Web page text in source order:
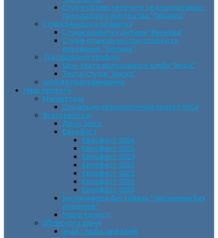
Студія образотворчого та декоративно-
прикладного мистецтва “Писанка”
Студії раннього розвитку
Студія розвитку дитини “Веселка”
Студія дошкільної підготовки та
виховання “Горішок”
Театральний профіль
Шоу-театр молодіжного клубу “Імідж”
Театр-студія “Маска”
Основи програмування
Наші проєкти
Міжнародні
Соціально-психологічний проєкт VeLa
Всеукраїнські
День Землі
Єврофест
Єврофест-2026
Єврофест-2025
Єврофест-2024
Єврофест-2023
Єврофест-2022
Єврофест-2021
Єврофест-2020
Інклюзивний фестиваль “Натхнення без
кордонів”
Марш єдності
Обласного рівня
Знай і люби свій край